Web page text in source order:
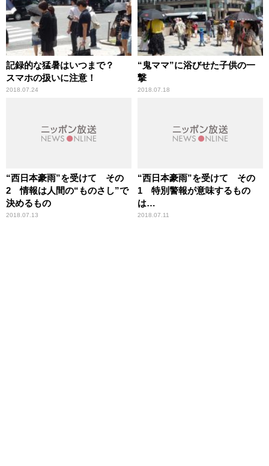
記録的な猛暑はいつまで？
スマホの扱いに注意！
2018.07.24
“鬼ママ”に浴びせた子供の一
撃
2018.07.18
“西日本豪雨”を受けて その
2 情報は人間の“ものさし”で
決めるもの
2018.07.13
“西日本豪雨”を受けて その
1 特別警報が意味するもの
は…
2018.07.11